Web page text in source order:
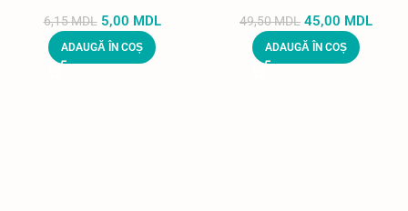
6,15MDL 5,00 MDL
ADAUGĂ ÎN COȘ
49,50MDL 45,00 MDL
ADAUGĂ ÎN COȘ